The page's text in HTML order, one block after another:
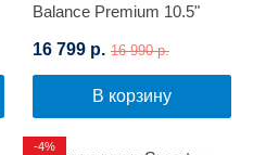
Balance Premium 10.5"
16 799 р. 16 990 р.
В корзину
-4%